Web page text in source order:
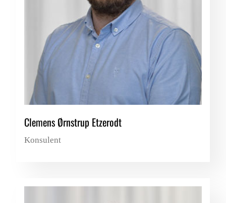
Clemens Ørnstrup Etzerodt
Konsulent